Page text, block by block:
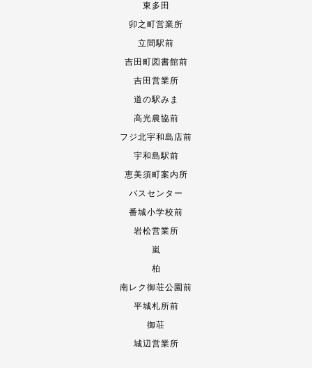
東多田
卯之町営業所
立間駅前
吉田町図書館前
吉田営業所
道の駅みま
高光農協前
フジ北宇和島店前
宇和島駅前
恵美須町案内所
バスセンター
番城小学校前
岩松営業所
嵐
柏
南レク御荘公園前
平城札所前
御荘
城辺営業所